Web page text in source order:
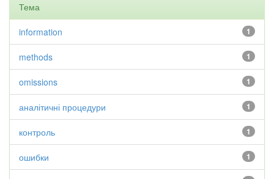
Тема
1
information
1
methods
1
omissions
1
аналітичні процедури
1
контроль
1
ошибки